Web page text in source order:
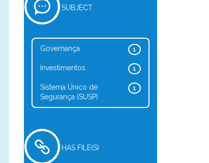
SUBJECT
1
Governança
1
Investimentos
1
Sistema Único de
Segurança (SUSP)
HAS FILE(S)